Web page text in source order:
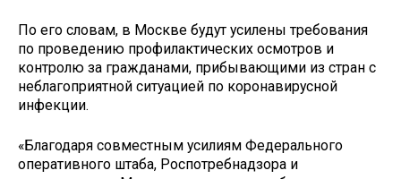
По его словам, в Москве будут усилены требования
по проведению профилактических осмотров и
контролю за гражданами, прибывающими из стран с
неблагоприятной ситуацией по коронавирусной
инфекции.
«Благодаря совместным усилиям Федерального
оперативного штаба, Роспотребнадзора и